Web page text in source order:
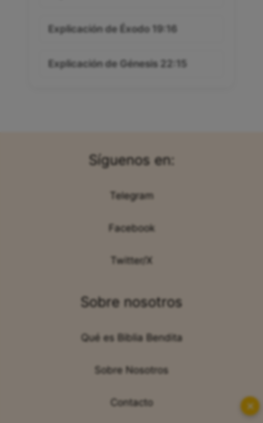
Explicación de Éxodo 19:16
Explicación de Génesis 22:15
Síguenos en:
Telegram
Facebook
Twitter/X
Sobre nosotros
Qué es Biblia Bendita
Sobre Nosotros
Contacto ✕